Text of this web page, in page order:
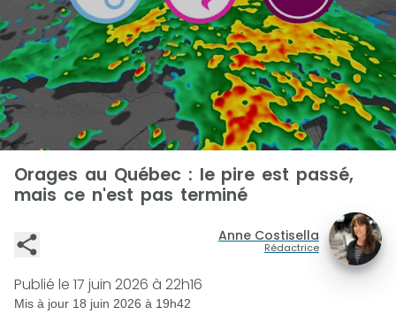
Orages au Québec : le pire est passé,
mais ce n'est pas terminé
Anne Costisella
Rédactrice
Publié le 17 juin 2026 à 22h16
Mis à jour 18 juin 2026 à 19h42